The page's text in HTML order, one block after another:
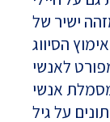
ישיר של
הסיווג
בסיווג 2011 סדר מפורט לאנשי
אנשי
הנתונים על גיל